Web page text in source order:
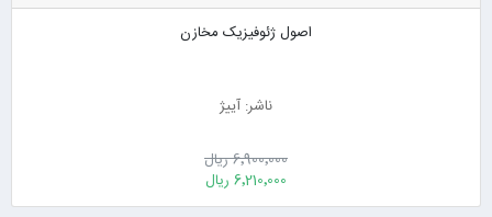
اصول ژئوفیزیک مخازن
ناشر: آییژ
6٬900٬000 ریال
6٬210٬000 ریال